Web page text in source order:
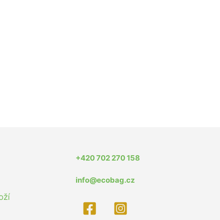
+420 702 270 158
info@ecobag.cz